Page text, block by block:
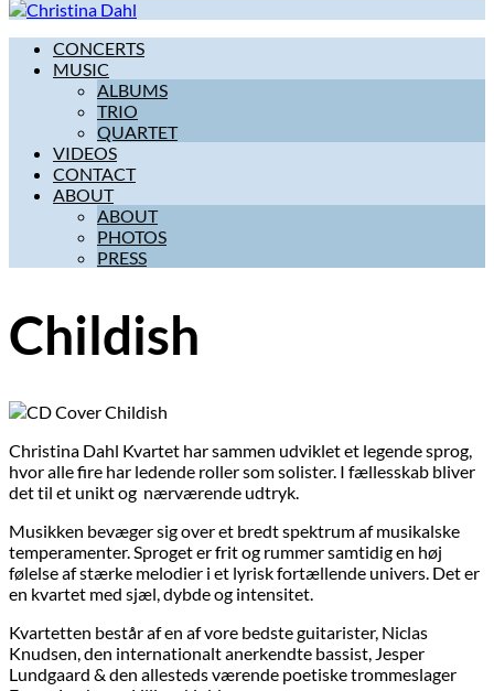
CONCERTS
MUSIC
ALBUMS
TRIO
QUARTET
VIDEOS
CONTACT
ABOUT
ABOUT
PHOTOS
PRESS
Childish
Christina Dahl Kvartet har sammen udviklet et legende sprog,
hvor alle fire har ledende roller som solister. I fællesskab bliver
det til et unikt og nærværende udtryk.
Musikken bevæger sig over et bredt spektrum af musikalske
temperamenter. Sproget er frit og rummer samtidig en høj
følelse af stærke melodier i et lyrisk fortællende univers. Det er
en kvartet med sjæl, dybde og intensitet.
Kvartetten består af en af vore bedste guitarister, Niclas
Knudsen, den internationalt anerkendte bassist, Jesper
Lundgaard & den allesteds værende poetiske trommeslager